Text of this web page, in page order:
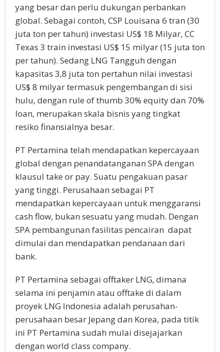
yang besar dan perlu dukungan perbankan
global. Sebagai contoh, CSP Louisana 6 tran (30
juta ton per tahun) investasi US$ 18 Milyar, CC
Texas 3 train investasi US$ 15 milyar (15 juta ton
per tahun). Sedang LNG Tangguh dengan
kapasitas 3,8 juta ton pertahun nilai investasi
US$ 8 milyar termasuk pengembangan di sisi
hulu, dengan rule of thumb 30% equity dan 70%
loan, merupakan skala bisnis yang tingkat
resiko finansialnya besar.
PT Pertamina telah mendapatkan kepercayaan
global dengan penandatanganan SPA dengan
klausul take or pay. Suatu pengakuan pasar
yang tinggi. Perusahaan sebagai PT
mendapatkan kepercayaan untuk menggaransi
cash flow, bukan sesuatu yang mudah. Dengan
SPA pembangunan fasilitas pencairan dapat
dimulai dan mendapatkan pendanaan dari
bank.
PT Pertamina sebagai offtaker LNG, dimana
selama ini penjamin atau offtake di dalam
proyek LNG Indonesia adalah perusahan-
perusahaan besar Jepang dan Korea, pada titik
ini PT Pertamina sudah mulai disejajarkan
dengan world class company.